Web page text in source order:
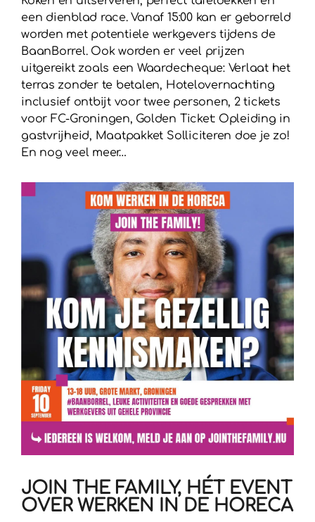
een dienblad race. Vanaf 15:00 kan er geborreld
worden met potentiele werkgevers tijdens de
BaanBorrel. Ook worden er veel prijzen
uitgereikt zoals een Waardecheque: Verlaat het
terras zonder te betalen, Hotelovernachting
inclusief ontbijt voor twee personen, 2 tickets
voor FC-Groningen, Golden Ticket: Opleiding in
gastvrijheid, Maatpakket Solliciteren doe je zo!
En nog veel meer…
JOIN THE FAMILY, HÉT EVENT
OVER WERKEN IN DE HORECA